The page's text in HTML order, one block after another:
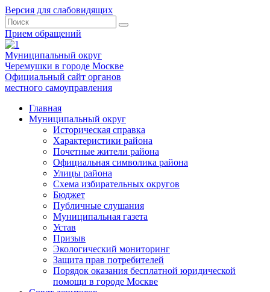
Версия для слабовидящих
Прием обращений
Муниципальный округ
Черемушки в городе Москве
Официальный сайт органов
местного самоуправления
Главная
Муниципальный округ
Историческая справка
Характеристики района
Почетные жители района
Официальная символика района
Улицы района
Схема избирательных округов
Бюджет
Публичные слушания
Муниципальная газета
Устав
Призыв
Экологический мониторинг
Защита прав потребителей
Порядок оказания бесплатной юридической
помощи в городе Москве